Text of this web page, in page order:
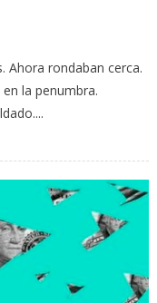
Ahora rondaban cerca.
la penumbra.